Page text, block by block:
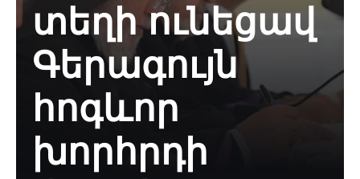
տեղի ունեցավ
Գերագույն
հոգևոր
խորհրդի